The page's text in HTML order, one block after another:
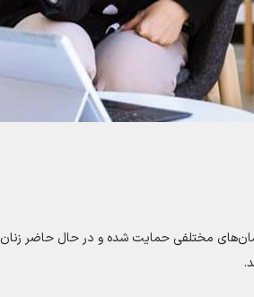
مختلفی حمایت شده و در حال حاضر زنان